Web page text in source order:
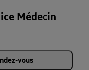
Médecin
vous